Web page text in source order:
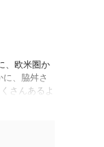
、欧米圏か
、脇舛さ
さんあるよ